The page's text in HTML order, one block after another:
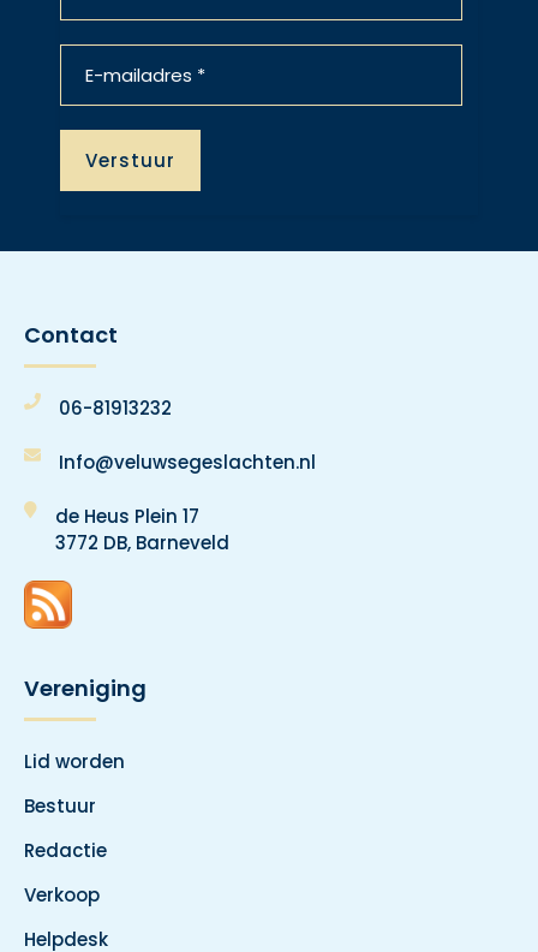
Contact
06-81913232
Info@veluwsegeslachten.nl
de Heus Plein 17
3772 DB, Barneveld
Vereniging
Lid worden
Bestuur
Redactie
Verkoop
Helpdesk